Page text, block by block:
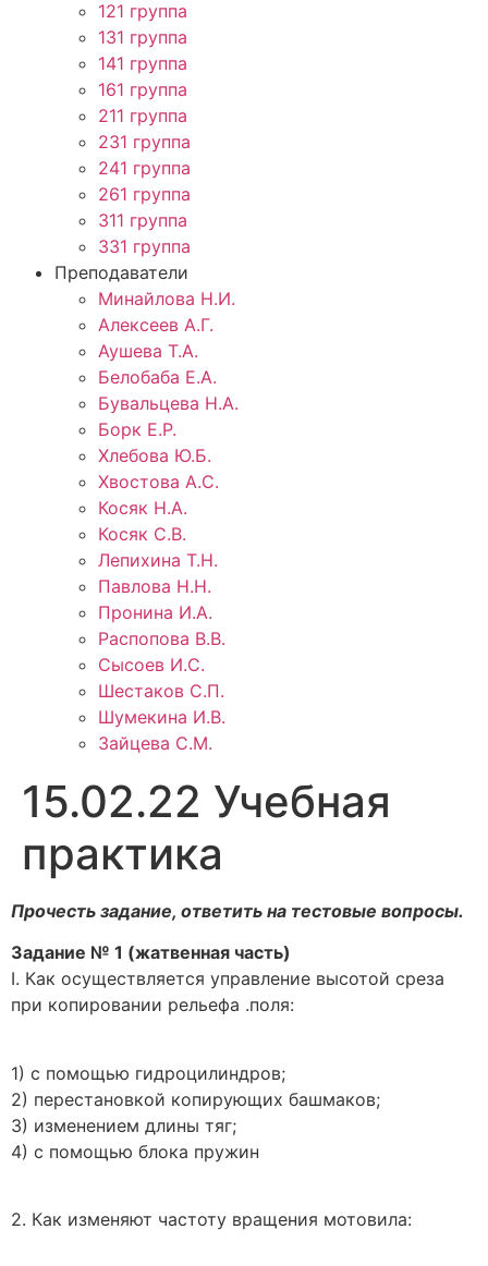
121 группа
131 группа
141 группа
161 группа
211 группа
231 группа
241 группа
261 группа
311 группа
331 группа
Преподаватели
Минайлова Н.И.
Алексеев А.Г.
Аушева Т.А.
Белобаба Е.А.
Бувальцева Н.А.
Борк Е.Р.
Хлебова Ю.Б.
Хвостова А.С.
Косяк Н.А.
Косяк С.В.
Лепихина Т.Н.
Павлова Н.Н.
Пронина И.А.
Распопова В.В.
Сысоев И.С.
Шестаков С.П.
Шумекина И.В.
Зайцева С.М.
15.02.22 Учебная
практика
Прочесть задание, ответить на тестовые вопросы.
Задание № 1 (жатвенная часть)
I. Как осуществляется управление высотой среза
при копировании рельефа .поля:
1) с помощью гидроцилиндров;
2) перестановкой копирующих башмаков;
3) изменением длины тяг;
4) с помощью блока пружин
2. Как изменяют частоту вращения мотовила: